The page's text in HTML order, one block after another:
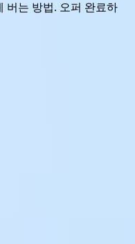
버는 방법. 오퍼 완료하